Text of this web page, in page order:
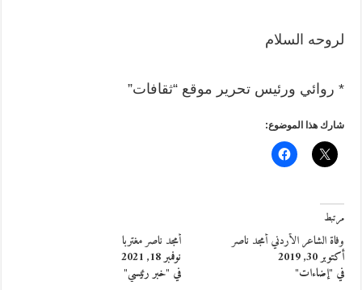
لروحه السلام
* روائي ورئيس تحرير موقع “ثقافات”
شارك هذا الموضوع:
مرتبط
وفاة الشاعر الأردني أمجد ناصر
أكتوبر 30, 2019
في "إضاءات"
أمجد ناصر مغتربا
نوفمبر 18, 2021
في "خبر رئيسي"